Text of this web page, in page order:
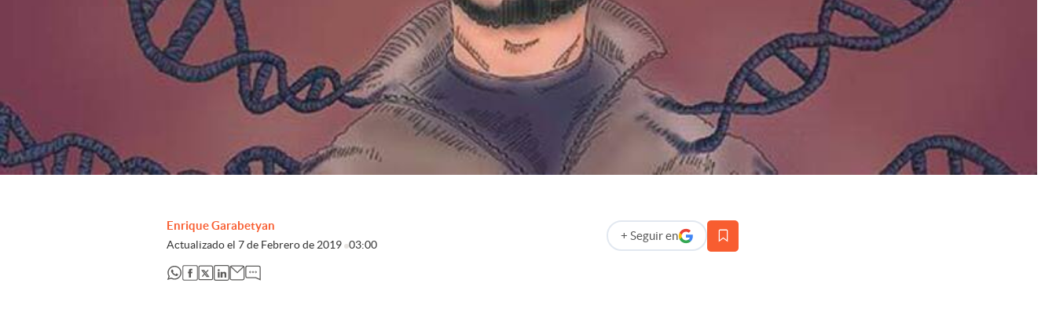
Enrique Garabetyan
Actualizado el 7 de Febrero de 2019 03:00
+ Seguir en
abre en nueva pestaña
abre en nueva pestaña
abre en nueva pestaña
abre en nueva pestaña
abre en nueva pestaña